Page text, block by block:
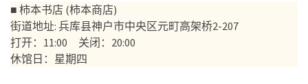
■ 柿本书店 (柿本商店)
街道地址: 兵库县神户市中央区元町高架桥2-207
打开：11:00 关闭：20:00
休馆日：星期四